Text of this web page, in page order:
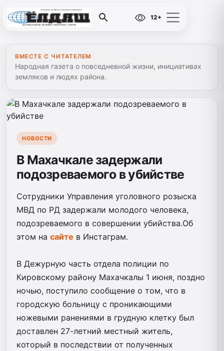
12+
ВМЕСТЕ С ЧИТАТЕЛЕМ
Народная газета о повседневной жизни, инициативах
земляков и людях района.
НОВОСТИ
В Махачкале задержали
подозреваемого в убийстве
Сотрудники Управления уголовного розыска
МВД по РД задержали молодого человека,
подозреваемого в совершении убийства.Об
этом на сайте в Инстаграм.
В Дежурную часть отдела полиции по
Кировскому району Махачкалы 1 июня, поздно
ночью, поступило сообщение о том, что в
городскую больницу с проникающими
ножевыми ранениями в грудную клетку был
доставлен 27-летний местный житель,
который в последствии от полученных